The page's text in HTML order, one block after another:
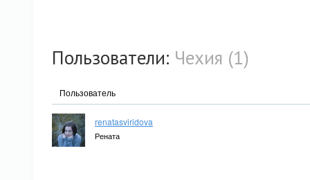
Пользователи: Чехия (1)
Пользователь
renatasviridova
Рената